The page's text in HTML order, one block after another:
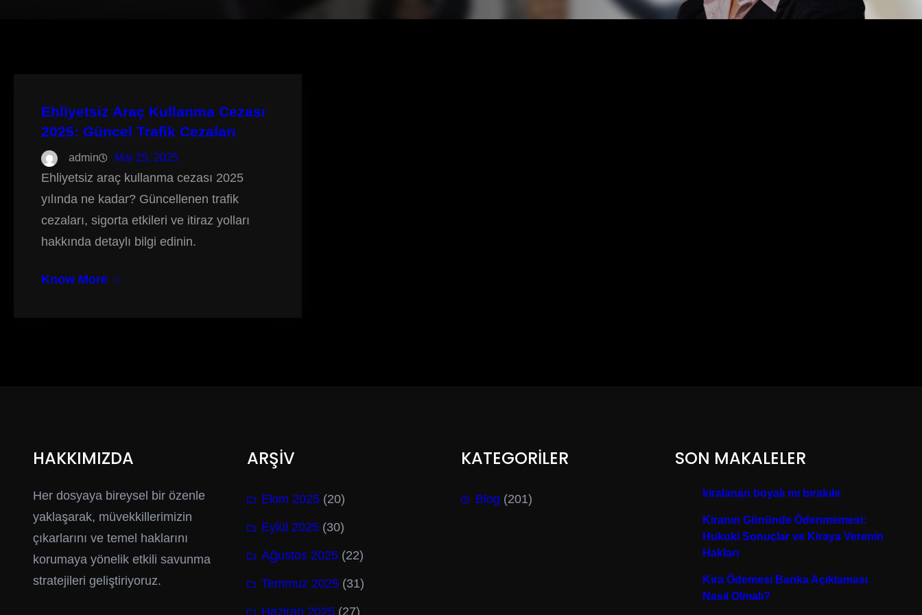
Ehliyetsiz Araç Kullanma Cezası
2025: Güncel Trafik Cezaları
admin Mar 25, 2025
Ehliyetsiz araç kullanma cezası 2025
yılında ne kadar? Güncellenen trafik
cezaları, sigorta etkileri ve itiraz yolları
hakkında detaylı bilgi edinin.
Know More
HAKKIMIZDA
Her dosyaya bireysel bir özenle
yaklaşarak, müvekkillerimizin
çıkarlarını ve temel haklarını
korumaya yönelik etkili savunma
stratejileri geliştiriyoruz.
ARŞİV
Ekim 2025 (20)
Eylül 2025 (30)
Ağustos 2025 (22)
Temmuz 2025 (31)
Haziran 2025 (27)
KATEGORİLER
Blog (201)
SON MAKALELER
kiralanan boyalı mı bırakılır
Kiranın Gününde Ödenmemesi:
Hukuki Sonuçlar ve Kiraya Verenin
Hakları
Kira Ödemesi Banka Açıklaması
Nasıl Olmalı?